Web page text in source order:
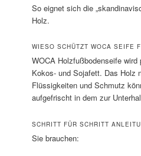
So eignet sich die
Holz.
WIESO SCHÜTZT WOCA SEIFE
WOCA Holzfußbodenseife
Kokos- und Sojafett. Das Holz
Flüssigkeiten und Schmutz
aufgefrischt in dem zur
SCHRITT FÜR SCHRITT
Sie brauchen: